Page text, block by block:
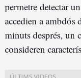
permetre detectar un
accedien a
minuts després, un
consideren